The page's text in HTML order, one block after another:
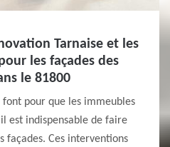
Tarnaise et les
les façades des
le 81800
pour que les immeubles
est indispensable de faire
façades. Ces interventions